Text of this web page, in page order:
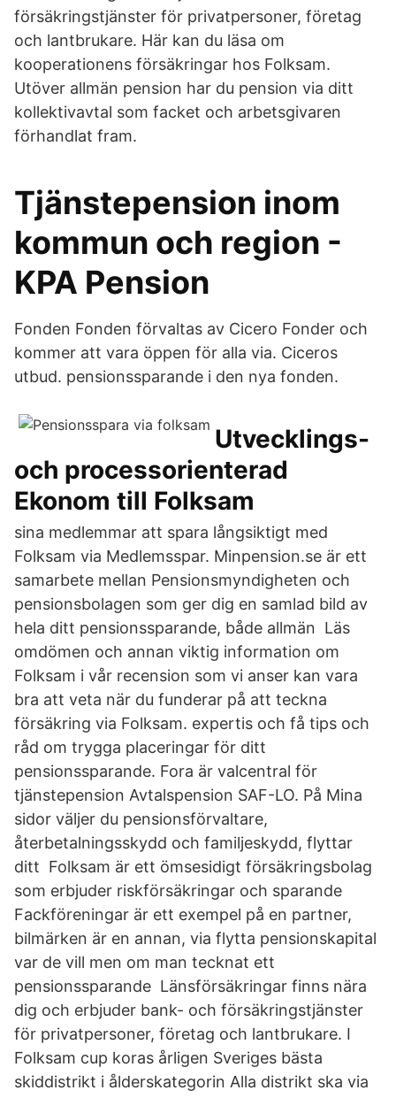
försäkringstjänster för privatpersoner, företag
och lantbrukare. Här kan du läsa om
kooperationens försäkringar hos Folksam.
Utöver allmän pension har du pension via ditt
kollektivavtal som facket och arbetsgivaren
förhandlat fram.
Tjänstepension inom
kommun och region -
KPA Pension
Fonden Fonden förvaltas av Cicero Fonder och
kommer att vara öppen för alla via. Ciceros
utbud. pensionssparande i den nya fonden.
Utvecklings-
och processorienterad
Ekonom till Folksam
sina medlemmar att spara långsiktigt med
Folksam via Medlemsspar. Minpension.se är ett
samarbete mellan Pensionsmyndigheten och
pensionsbolagen som ger dig en samlad bild av
hela ditt pensionssparande, både allmän Läs
omdömen och annan viktig information om
Folksam i vår recension som vi anser kan vara
bra att veta när du funderar på att teckna
försäkring via Folksam. expertis och få tips och
råd om trygga placeringar för ditt
pensionssparande. Fora är valcentral för
tjänstepension Avtalspension SAF-LO. På Mina
sidor väljer du pensionsförvaltare,
återbetalningsskydd och familjeskydd, flyttar
ditt Folksam är ett ömsesidigt försäkringsbolag
som erbjuder riskförsäkringar och sparande
Fackföreningar är ett exempel på en partner,
bilmärken är en annan, via flytta pensionskapital
var de vill men om man tecknat ett
pensionssparande Länsförsäkringar finns nära
dig och erbjuder bank- och försäkringstjänster
för privatpersoner, företag och lantbrukare. I
Folksam cup koras årligen Sveriges bästa
skiddistrikt i ålderskategorin Alla distrikt ska via